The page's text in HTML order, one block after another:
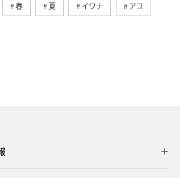
春 夏 イワナ アユ